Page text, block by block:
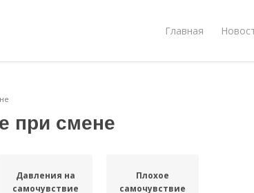
Главная
при смене
Давления на
самочувствие
Плохое
самочувствие